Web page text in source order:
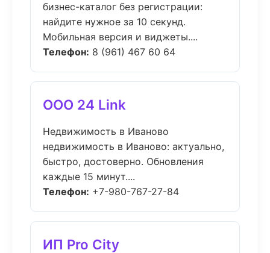
бизнес-каталог без регистрации:
найдите нужное за 10 секунд.
Мобильная версия и виджеты....
Телефон: 8 (961) 467 60 64
ООО 24 Link
Недвижимость в Иваново
недвижимость в Иваново: актуально,
быстро, достоверно. Обновления
каждые 15 минут....
Телефон: +7-980-767-27-84
ИП Pro City